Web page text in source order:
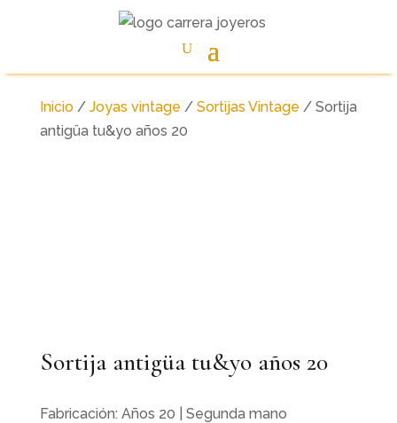
Inicio/ Joyas vintage / Sortijas Vintage / Sortija
antigüa tu&yo años 20
Sortija antigüa tu&yo años 20
Fabricación: Años 20 | Segunda mano